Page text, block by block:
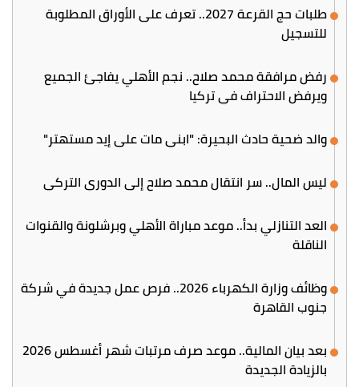
طلبات حج القرعة 2027.. تعرف على الأوراق المطلوبة
للتسجيل
رفض مرافقة محمد صلاح.. نجم الأهلي يفاجئ الجميع
ويرفض الاحتراف في تركيا
والد ضحية حادث البحيرة: "ابني مات على إيد مستهتر"
ليس المال.. سر انتقال محمد صلاح إلى الدوري التركي
العد التنازلي بدأ.. موعد مباراة الأهلي وبرشلونة والقنوات
الناقلة
وظائف وزارة الكهرباء 2026.. فرص عمل جديدة في شركة
جنوب القاهرة
بعد بيان المالية.. موعد صرف مرتبات شهر أغسطس 2026
بالزيادة الجديدة